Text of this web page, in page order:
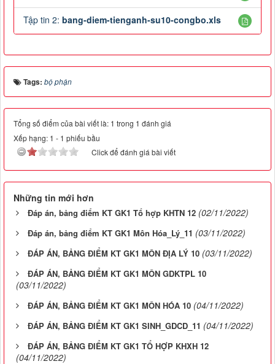
Tập tin 2: bang-diem-tienganh-su10-congbo.xls
Tags: bộ phận
Tổng số điểm của bài viết là: 1 trong 1 đánh giá
Xếp hạng: 1 - 1 phiếu bầu
Click để đánh giá bài viết
Những tin mới hơn
Đáp án, bảng điểm KT GK1 Tổ hợp KHTN 12 (02/11/2022)
Đáp án, bảng điểm KT GK1 Môn Hóa_Lý_11 (03/11/2022)
ĐÁP ÁN, BẢNG ĐIỂM KT GK1 MÔN ĐỊA LÝ 10 (03/11/2022)
ĐÁP ÁN, BẢNG ĐIỂM KT GK1 MÔN GDKTPL 10
(03/11/2022)
ĐÁP ÁN, BẢNG ĐIỂM KT GK1 MÔN HÓA 10 (04/11/2022)
ĐÁP ÁN, BẢNG ĐIỂM KT GK1 SINH_GDCD_11 (04/11/2022)
ĐÁP ÁN, BẢNG ĐIỂM KT GK1 TỔ HỢP KHXH 12
(04/11/2022)